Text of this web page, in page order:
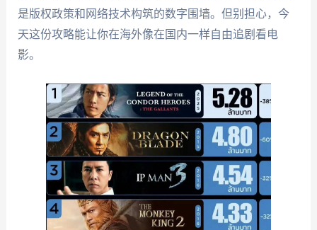
是版权政策和网络技术构筑的数字围墙。但别担心，今
天这份攻略能让你在海外像在国内一样自由追剧看电
影。